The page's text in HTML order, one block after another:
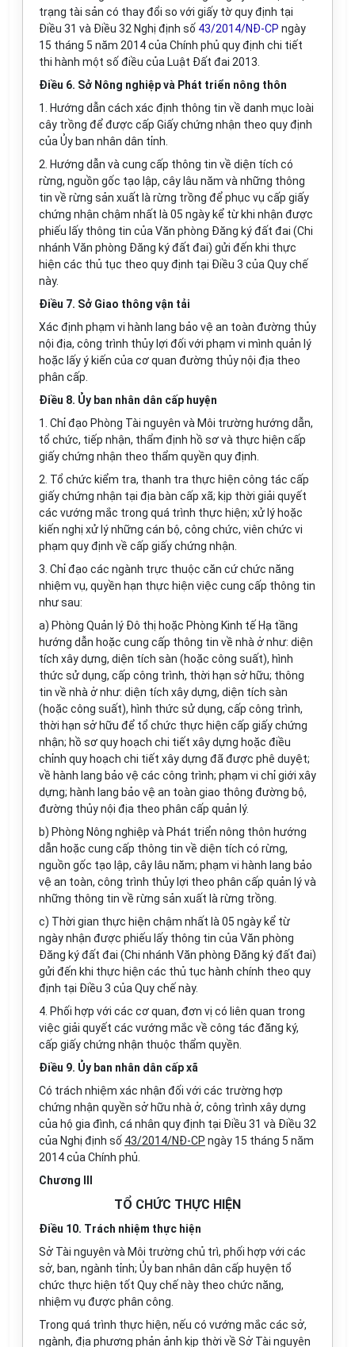
trạng tài sản có thay đổi so với giấy tờ quy định tại
Điều 31 và Điều 32 Nghị định số 43/2014/NĐ-CP ngày
15 tháng 5 năm 2014 của Chính phủ quy định chi tiết
thi hành một số điều của Luật Đất đai 2013.
Điều 6. Sở Nông nghiệp và Phát triển nông thôn
1. Hướng dẫn cách xác định thông tin về danh mục loài
cây trồng để được cấp Giấy chứng nhận theo quy định
của Ủy ban nhân dân tỉnh.
2. Hướng dẫn và cung cấp thông tin về diện tích có
rừng, nguồn gốc tạo lập, cây lâu năm và những thông
tin về rừng sản xuất là rừng trồng để phục vụ cấp giấy
chứng nhận chậm nhất là 05 ngày kể từ khi nhận được
phiếu lấy thông tin của Văn phòng Đăng ký đất đai (Chi
nhánh Văn phòng Đăng ký đất đai) gửi đến khi thực
hiện các thủ tục theo quy định tại Điều 3 của Quy chế
này.
Điều 7. Sở Giao thông vận tải
Xác định phạm vi hành lang bảo vệ an toàn đường thủy
nội địa, công trình thủy lợi đối với phạm vi mình quản lý
hoặc lấy ý kiến của cơ quan đường thủy nội địa theo
phân cấp.
Điều 8. Ủy ban nhân dân cấp huyện
1. Chỉ đạo Phòng Tài nguyên và Môi trường hướng dẫn,
tổ chức, tiếp nhận, thẩm định hồ sơ và thực hiện cấp
giấy chứng nhận theo thẩm quyền quy định.
2. Tổ chức kiểm tra, thanh tra thực hiện công tác cấp
giấy chứng nhận tại địa bàn cấp xã; kịp thời giải quyết
các vướng mắc trong quá trình thực hiện; xử lý hoặc
kiến nghị xử lý những cán bộ, công chức, viên chức vi
phạm quy định về cấp giấy chứng nhận.
3. Chỉ đạo các ngành trực thuộc căn cứ chức năng
nhiệm vụ, quyền hạn thực hiện việc cung cấp thông tin
như sau:
a) Phòng Quản lý Đô thị hoặc Phòng Kinh tế Hạ tầng
hướng dẫn hoặc cung cấp thông tin về nhà ở như: diện
tích xây dựng, diện tích sàn (hoặc công suất), hình
thức sử dụng, cấp công trình, thời hạn sở hữu; thông
tin về nhà ở như: diện tích xây dựng, diện tích sàn
(hoặc công suất), hình thức sử dụng, cấp công trình,
thời hạn sở hữu để tổ chức thực hiện cấp giấy chứng
nhận; hồ sơ quy hoạch chi tiết xây dựng hoặc điều
chỉnh quy hoạch chi tiết xây dựng đã được phê duyệt;
về hành lang bảo vệ các công trình; phạm vi chỉ giới xây
dựng; hành lang bảo vệ an toàn giao thông đường bộ,
đường thủy nội địa theo phân cấp quản lý.
b) Phòng Nông nghiệp và Phát triển nông thôn hướng
dẫn hoặc cung cấp thông tin về diện tích có rừng,
nguồn gốc tạo lập, cây lâu năm; phạm vi hành lang bảo
vệ an toàn, công trình thủy lợi theo phân cấp quản lý và
những thông tin về rừng sản xuất là rừng trồng.
c) Thời gian thực hiện chậm nhất là 05 ngày kể từ
ngày nhận được phiếu lấy thông tin của Văn phòng
Đăng ký đất đai (Chi nhánh Văn phòng Đăng ký đất đai)
gửi đến khi thực hiện các thủ tục hành chính theo quy
định tại Điều 3 của Quy chế này.
4. Phối hợp với các cơ quan, đơn vị có liên quan trong
việc giải quyết các vướng mắc về công tác đăng ký,
cấp giấy chứng nhận thuộc thẩm quyền.
Điều 9. Ủy ban nhân dân cấp xã
Có trách nhiệm xác nhận đối với các trường hợp
chứng nhận quyền sở hữu nhà ở, công trình xây dựng
của hộ gia đình, cá nhân quy định tại Điều 31 và Điều 32
của Nghị định số 43/2014/NĐ-CP ngày 15 tháng 5 năm
2014 của Chính phủ.
Chương III
TỔ CHỨC THỰC HIỆN
Điều 10. Trách nhiệm thực hiện
Sở Tài nguyên và Môi trường chủ trì, phối hợp với các
sở, ban, ngành tỉnh; Ủy ban nhân dân cấp huyện tổ
chức thực hiện tốt Quy chế này theo chức năng,
nhiệm vụ được phân công.
Trong quá trình thực hiện, nếu có vướng mắc các sở,
ngành, địa phương phản ảnh kịp thời về Sở Tài nguyên